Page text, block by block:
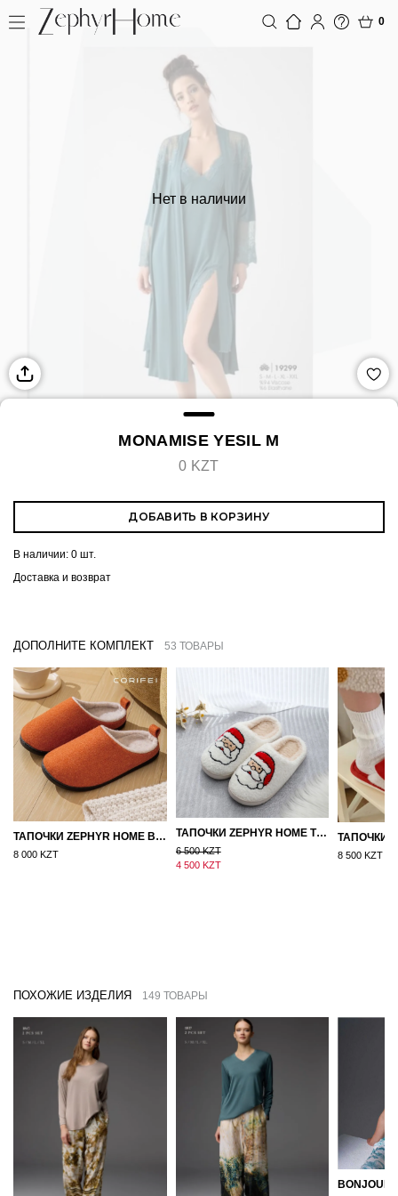
0
Нет в наличии
MONAMISE YESIL M
0 KZT
ДОБАВИТЬ В КОРЗИНУ
В наличии: 0 шт.
Доставка и возврат
ДОПОЛНИТЕ КОМПЛЕКТ 53 ТОВАРЫ
ТАПОЧКИ ZEPHYR HOME ВОЙЛОК ОРАНЖЕВЫЙ
8 000 KZT
ТАПОЧКИ ZEPHYR HOME ТЕДДИ ДЕД МОРОЗ NEW
6 500 KZT
4 500 KZT
8 500 KZT
ПОХОЖИЕ ИЗДЕЛИЯ 149 ТОВАРЫ